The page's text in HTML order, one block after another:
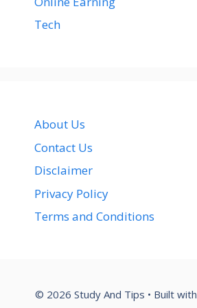
Tech
About Us
Contact Us
Disclaimer
Privacy Policy
Terms and Conditions
© 2026 Study And Tips • Built with